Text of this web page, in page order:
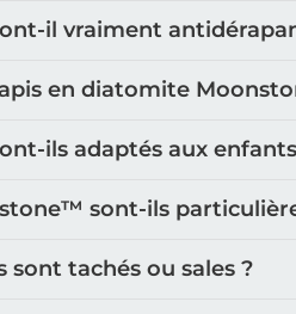
il vraiment
en diatomite
ils adaptés aux
sont-ils
tachés ou sales ?